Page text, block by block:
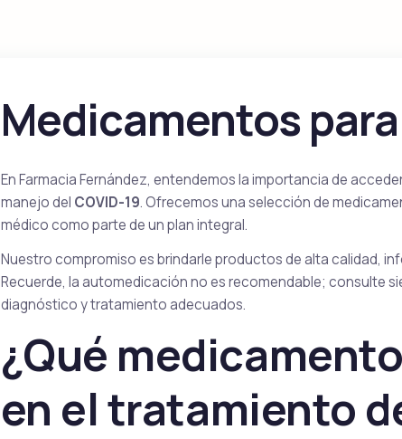
Vigora
Sildenafil
Silagra
Sildenafil
Tadacip
Tadalafil
Tadapox
Sirolimus
Medicamentos para
En Farmacia Fernández, entendemos la importancia de
manejo del COVID-19. Ofrecemos una selección de
médico como parte de un plan integral.
Nuestro compromiso es brindarle productos de alta calidad,
Recuerde, la automedicación no es recomendable; consulte
diagnóstico y tratamiento adecuados.
¿Qué
en el tratamiento